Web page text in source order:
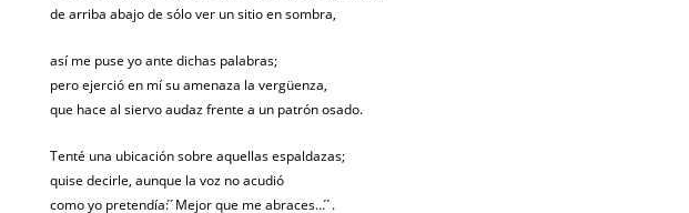
de arriba abajo de sólo ver un sitio en sombra,
así me puse yo ante dichas palabras;
pero ejerció en mí su amenaza la vergüenza,
que hace al siervo audaz frente a un patrón osado.
Tenté una ubicación sobre aquellas espaldazas;
quise decirle, aunque la voz no acudió
como yo pretendía: ́ ́Mejor que me abraces… ́ ́.